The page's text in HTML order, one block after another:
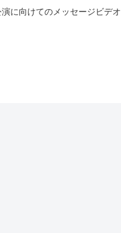
に向けてのメッセージビデオ